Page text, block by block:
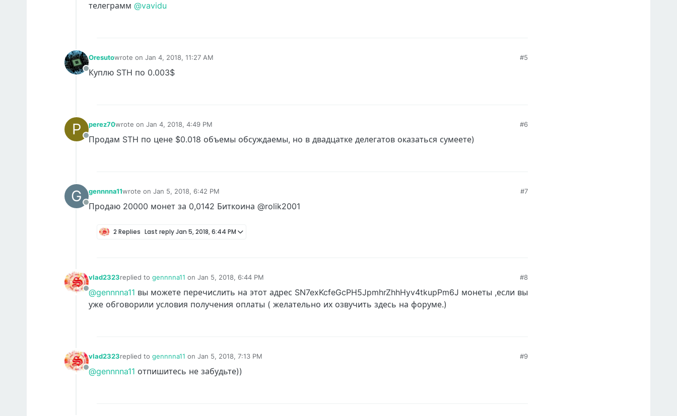
телеграмм @vavidu
Offline
Oresutowrote on Jan 4, 2018, 11:27 AM
last edited by
#5
Куплю STH по 0.003$
P
Offline
perez70wrote on Jan 4, 2018, 4:49 PM
last edited by
#6
Продам STH по цене $0.018 объемы обсуждаемы, но в двадцатке делегатов оказаться сумеете)
G
Offline
gennnna11wrote on Jan 5, 2018, 6:42 PM
last edited by
#7
Продаю 20000 монет за 0,0142 Биткоина @rolik2001
2 Replies Last replyJan 5, 2018, 6:44 PM
Offline
vlad2323replied to gennnna11 on Jan 5, 2018, 6:44 PM
last edited by
#8
@gennnna11 вы можете перечислить на этот адрес SN7exKcfeGcPH5JpmhrZhhHyv4tkupPm6J монеты ,если вы
уже обговорили условия получения оплаты ( желательно их озвучить здесь на форуме.)
Offline
vlad2323replied to gennnna11 on Jan 5, 2018, 7:13 PM
last edited by
#9
@gennnna11 отпишитесь не забудьте))